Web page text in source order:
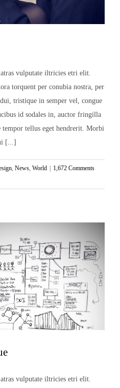
vulputate iltricies etri elit.
torquent per conubia nostra, per
tristique in semper vel, congue
id sodales in, auctor fringilla
tempor tellus eget hendrerit. Morbi
[...]
, News, World | 1,672 Comments
vulputate iltricies etri elit.